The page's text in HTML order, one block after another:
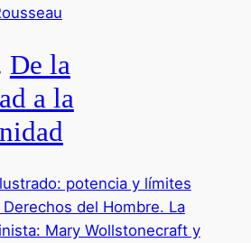
De la
a la
potencia y límites
del Hombre. La
Mary Wollstonecraft y